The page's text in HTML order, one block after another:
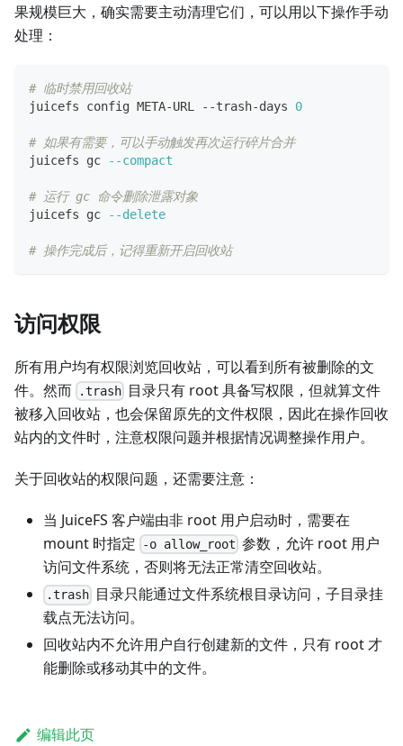
果规模巨大，确实需要主动清理它们，可以用以下操作手动
处理：
# 临时禁用回收站
juicefs config META-URL --trash-days 0
# 如果有需要，可以手动触发再次运行碎片合并
juicefs gc
--compact
# 运行 gc 命令删除泄露对象
juicefs gc
--delete
# 操作完成后，记得重新开启回收站
访问权限
所有用户均有权限浏览回收站，可以看到所有被删除的文
件。然而
.trash 目录只有 root 具备写权限，但就算文件
被移入回收站，也会保留原先的文件权限，因此在操作回收
站内的文件时，注意权限问题并根据情况调整操作用户。
关于回收站的权限问题，还需要注意：
当 JuiceFS 客户端由非 root 用户启动时，需要在
mount 时指定
-o allow_root 参数，允许 root 用户
访问文件系统，否则将无法正常清空回收站。
.trash 目录只能通过文件系统根目录访问，子目录挂
载点无法访问。
回收站内不允许用户自行创建新的文件，只有 root 才
能删除或移动其中的文件。
编辑此页